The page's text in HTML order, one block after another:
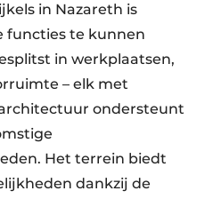
in Nazareth is
functies te kunnen
in werkplaatsen,
– elk met
ondersteunt
Het terrein biedt
dankzij de